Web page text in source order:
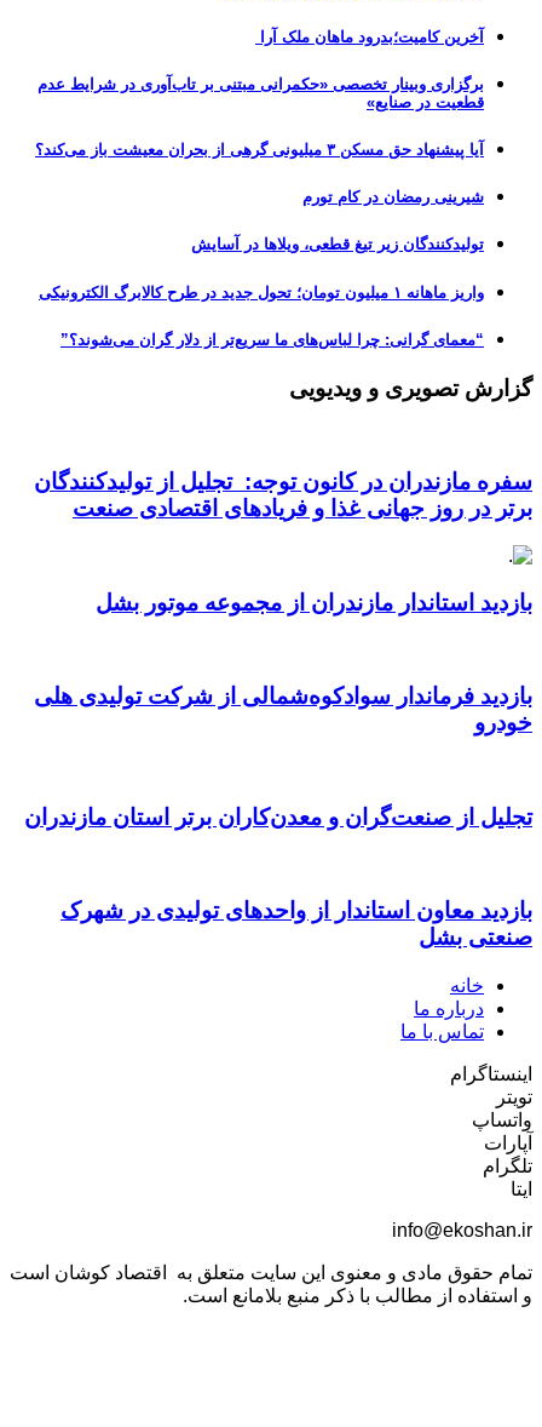
آخرین کامیت؛بدرود ماهان ملک آرا
برگزاری وبینار تخصصی «حکمرانی مبتنی بر تاب‌آوری در شرایط عدم
قطعیت در صنایع»
آیا پیشنهاد حق مسکن ۳ میلیونی گرهی از بحران معیشت باز می‌کند؟
شیرینی رمضان در کام تورم
تولیدکنندگان زیر تیغ قطعی، ویلاها در آسایش
واریز ماهانه ۱ میلیون تومان؛ تحول جدید در طرح کالابرگ الکترونیکی
“معمای گرانی: چرا لباس‌های ما سریع‌تر از دلار گران می‌شوند؟”
گزارش تصویری و ویدیویی
سفره مازندران در کانون توجه: تجلیل از تولیدکنندگان
برتر در روز جهانی غذا و فریادهای اقتصادی صنعت
بازدید استاندار مازندران از مجموعه موتور بشل
بازدید فرماندار سوادکوه‌شمالی از شرکت تولیدی هلی
خودرو
تجلیل از صنعت‌گران و معدن‌کاران برتر استان مازندران
بازدید معاون استاندار از واحدهای تولیدی در شهرک
صنعتی بشل
خانه
درباره ما
تماس با ما
اینستاگرام
تویتر
واتساپ
آپارات
تلگرام
ایتا
info@ekoshan.ir
تمام حقوق مادی و معنوی این سایت متعلق به اقتصاد کوشان است
و استفاده از مطالب با ذکر منبع بلامانع است.